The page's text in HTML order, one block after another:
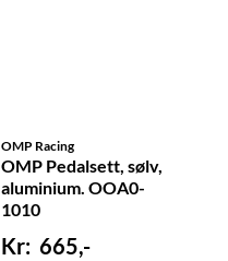
OMP Racing
OMP Pedalsett, sølv,
aluminium. OOA0-
1010
665,-